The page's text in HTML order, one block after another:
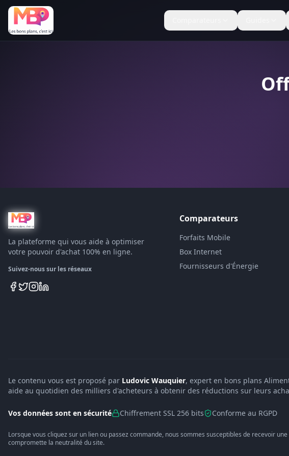
La plateforme qui vous aide à optimiser
votre pouvoir d'achat 100% en ligne.
Suivez-nous sur les réseaux
Comparateurs
Forfaits Mobile
Box Internet
Fournisseurs d'Énergie
Le contenu vous est proposé par Ludovic Wauquier, expert en bons plans
aide au quotidien des milliers d'acheteurs à obtenir des réductions sur leurs
Vos données sont en sécurité Chiffrement SSL 256 bits Conforme au RGPD
Lorsque vous cliquez sur un lien ou passez commande, nous sommes susceptibles de recevoir
compromette la neutralité du site.